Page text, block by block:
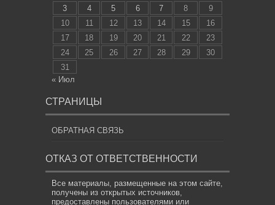
3
4 5 6 7 8
9
10
11 12 13 14 15
16
17
18 19 20 21 22
23
24
25 26 27 28 29
30
31
« Июл
СТРАНИЦЫ
ОБРАТНАЯ СВЯЗЬ
ОТКАЗ ОТ ОТВЕТСТВЕННОСТИ
Все материалы, размещенные на этом сайте,
получены из открытых источников,
предоставлены пользователями или